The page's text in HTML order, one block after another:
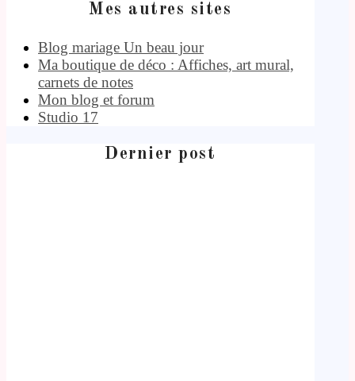
Mes autres sites
Blog mariage Un beau jour
Ma boutique de déco : Affiches, art mural,
carnets de notes
Mon blog et forum
Studio 17
Dernier post